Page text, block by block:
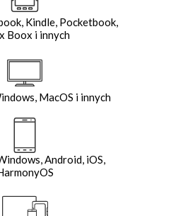
Kindle, Pocketbook,
Boox i innych
MacOS i innych
Android, iOS,